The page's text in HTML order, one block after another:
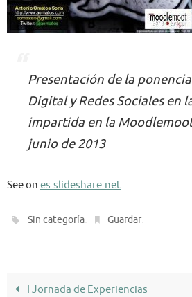
Presentación de la
Digital y Redes Sociales en
impartida en la
junio de 2013
See on es.slideshare.net
Sin categoría Guardar
I Jornada de Experiencias